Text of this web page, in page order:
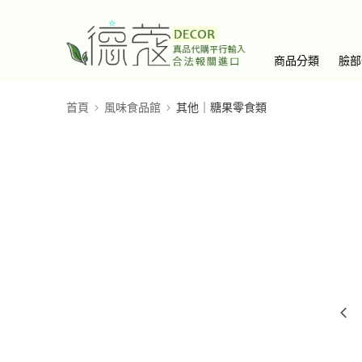
商品分類 臉
首頁 風味食品館 其他｜糖果零食類